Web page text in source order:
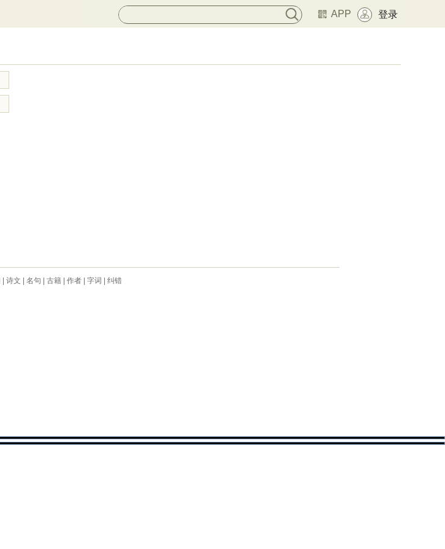
APP 登录
诗文 名句 古籍| 作者| 字词 纠错